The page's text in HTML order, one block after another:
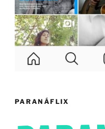
PARANÁFLIX